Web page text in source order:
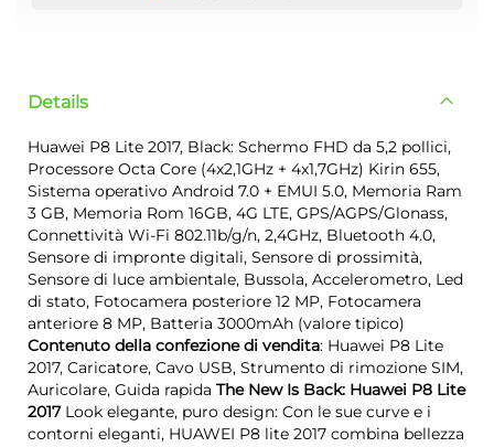
Details
Huawei P8 Lite 2017, Black: Schermo FHD da 5,2 pollici,
Processore Octa Core (4x2,1GHz + 4x1,7GHz) Kirin 655,
Sistema operativo Android 7.0 + EMUI 5.0, Memoria Ram
3 GB, Memoria Rom 16GB, 4G LTE, GPS/AGPS/Glonass,
Connettività Wi-Fi 802.11b/g/n, 2,4GHz, Bluetooth 4.0,
Sensore di impronte digitali, Sensore di prossimità,
Sensore di luce ambientale, Bussola, Accelerometro, Led
di stato, Fotocamera posteriore 12 MP, Fotocamera
anteriore 8 MP, Batteria 3000mAh (valore tipico)
Contenuto della confezione di vendita: Huawei P8 Lite
2017, Caricatore, Cavo USB, Strumento di rimozione SIM,
Auricolare, Guida rapida The New Is Back: Huawei P8 Lite
2017Look elegante, puro design: Con le sue curve e i
contorni eleganti, HUAWEI P8 lite 2017 combina bellezza